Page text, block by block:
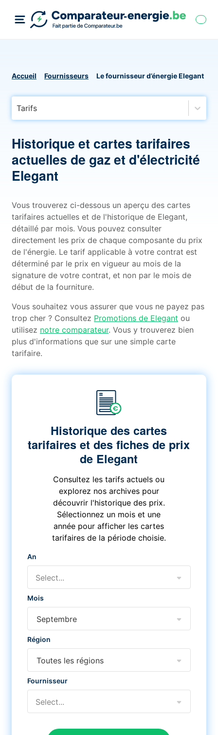
Accueil Fournisseurs Le fournisseur d’énergie Elegant
Tarifs
Historique et cartes tarifaires
actuelles de gaz et d'électricité
Elegant
Vous trouverez ci-dessous un aperçu des cartes
tarifaires actuelles et de l'historique de Elegant,
détaillé par mois. Vous pouvez consulter
directement les prix de chaque composante du prix
de l'énergie. Le tarif applicable à votre contrat est
déterminé par le prix en vigueur au mois de la
signature de votre contrat, et non par le mois de
début de la fourniture.
Vous souhaitez vous assurer que vous ne payez pas
trop cher ? Consultez Promotions de Elegant ou
utilisez notre comparateur. Vous y trouverez bien
plus d'informations que sur une simple carte
tarifaire.
Historique des cartes
tarifaires et des fiches de prix
de Elegant
Consultez les tarifs actuels ou
explorez nos archives pour
découvrir l'historique des prix.
Sélectionnez un mois et une
année pour afficher les cartes
tarifaires de la période choisie.
An
Select...
Mois
Septembre
Région
Toutes les régions
Fournisseur
Select...